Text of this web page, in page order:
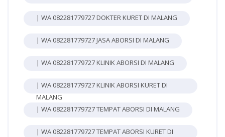
| WA 082281779727 DOKTER KURET DI MALANG
| WA 082281779727 JASA ABORSI DI MALANG
| WA 082281779727 KLINIK ABORSI DI MALANG
| WA 082281779727 KLINIK ABORSI KURET DI
MALANG
| WA 082281779727 TEMPAT ABORSI DI MALANG
| WA 082281779727 TEMPAT ABORSI KURET DI